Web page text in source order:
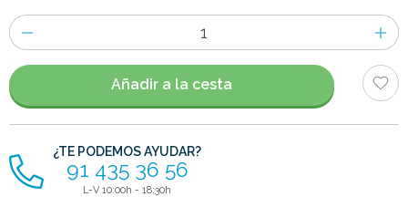
Número
de
artículos
Añadir a la cesta
¿TE PODEMOS AYUDAR?
91 435 36 56
L-V 10:00h - 18:30h